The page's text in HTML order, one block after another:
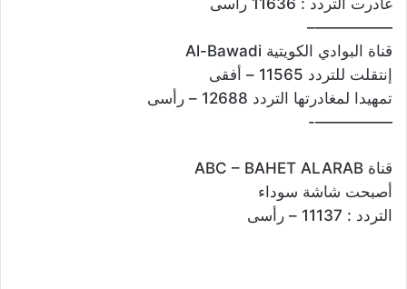
—————–
قناة البوادي الكويتية Al-Bawadi
إنتقلت للتردد 11565 – أفقى
تمهيدا لمغادرتها التردد 12688 – رأسى
—————-
قناة ABC – BAHET ALARAB
أصبحت شاشة سوداء
التردد : 11137 – رأسى